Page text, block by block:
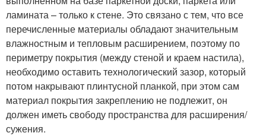
ламината – только к стене. Это связано с тем, что все
перечисленные материалы обладают значительным
влажностным и тепловым расширением, поэтому по
периметру покрытия (между стеной и краем настила),
необходимо оставить технологический зазор, который
потом накрывают плинтусной планкой, при этом сам
материал покрытия закреплению не подлежит, он
должен иметь свободу пространства для расширения/
сужения.